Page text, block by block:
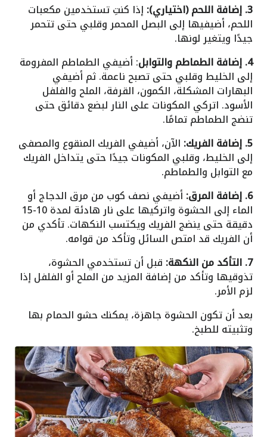
3. إضافة اللحم (اختياري):
إذا كنتِ تستخدمين مكعبات
اللحم، أضيفيها إلى البصل المحمر وقلبي حتى تتحمر
جيدًا ويتغير لونها.
4. إضافة الطماطم والتوابل
: أضيفي الطماطم المفرومة
إلى الخليط وقلبي حتى تصبح ناعمة. ثم أضيفي
البهارات المشكلة، الكمون، القرفة، الملح والفلفل
الأسود. اتركي المكونات على النار لبضع دقائق حتى
تنضج الطماطم تمامًا.
5. إضافة الفريك:
الآن، أضيفي الفريك المنقوع والمصفى
إلى الخليط، وقلبي المكونات جيدًا حتى يتداخل الفريك
مع التوابل والطماطم.
6. إضافة المرق:
أضيفي نصف كوب من مرق الدجاج أو
الماء إلى الحشوة واتركيها على نار هادئة لمدة 10-15
دقيقة حتى ينضج الفريك ويكتسب النكهات. تأكدي من
أن الفريك قد امتص السائل وتأكد من قوامه.
7. التأكد من النكهة:
قبل أن تستخدمي الحشوة،
تذوقيها وتأكد من إضافة المزيد من الملح أو الفلفل إذا
لزم الأمر.
بعد أن تكون الحشوة جاهزة، يمكنك حشو الحمام بها
وتثبيته للطبخ.